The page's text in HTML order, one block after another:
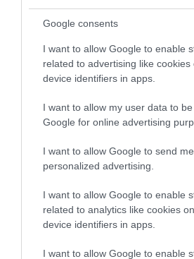
Google consents
I want to allow Google to enable
related to advertising like cookies
device identifiers in apps.
I want to allow my user data to
Google for online advertising
I want to allow Google to send me
personalized advertising.
I want to allow Google to enable
related to analytics like cookies
device identifiers in apps.
I want to allow Google to enable
Addio a Francesco Guccini:
corte
7 Agosto 2026